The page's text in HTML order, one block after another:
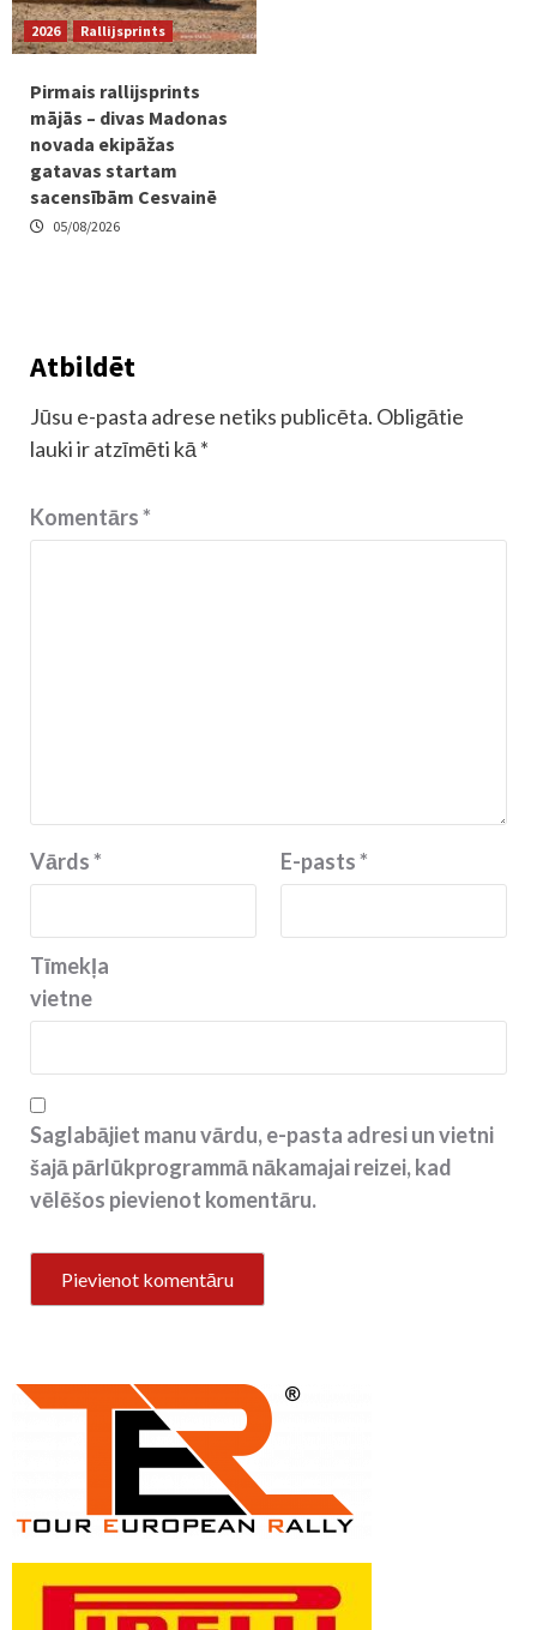
2026 Rallijsprints
Pirmais rallijsprints
mājās – divas Madonas
novada ekipāžas
gatavas startam
sacensībām Cesvainē
05/08/2026
Atbildēt
Jūsu e-pasta adrese netiks publicēta. Obligātie
lauki ir atzīmēti kā *
Komentārs*
Vārds* E-pasts*
Tīmekļa
vietne
Saglabājiet manu vārdu, e-pasta adresi un vietni
šajā pārlūkprogrammā nākamajai reizei, kad
vēlēšos pievienot komentāru.